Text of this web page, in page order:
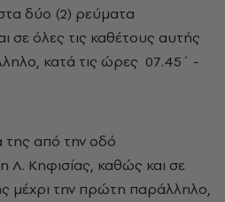
δύο (2) ρεύματα
σε όλες τις καθέτους αυτής
κατά τις ώρες 07.45΄ -
της από την οδό
Λ. Κηφισίας, καθώς και σε
μέχρι την πρώτη παράλληλο,